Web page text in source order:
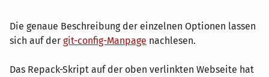
Die genaue Beschreibung der einzelnen Optionen lassen
sich auf der git-config-Manpage nachlesen.
Das Repack-Skript auf der oben verlinkten Webseite hat